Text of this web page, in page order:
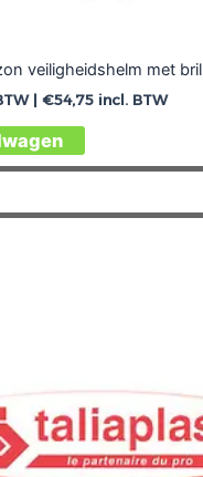
veiligheidshelm met bril
| €54,75incl. BTW
Dit
product
meerdere
op
de
productpagina